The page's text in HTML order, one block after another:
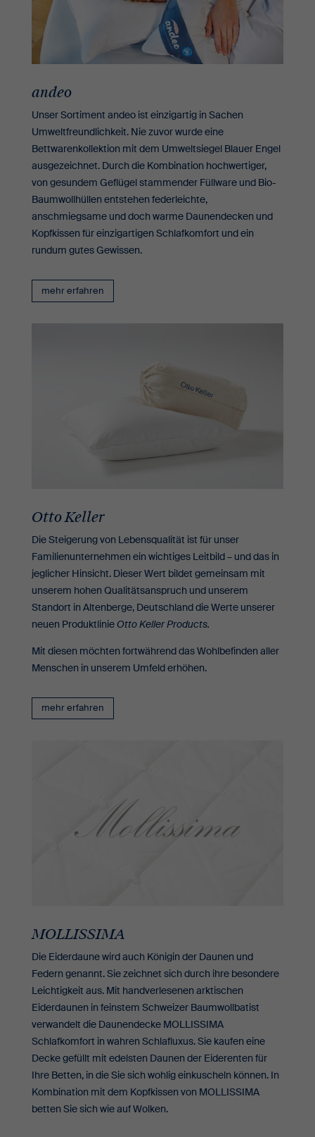
andeo
Unser Sortiment andeo ist einzigartig in Sachen
Umweltfreundlichkeit. Nie zuvor wurde eine
Bettwarenkollektion mit dem Umweltsiegel Blauer Engel
ausgezeichnet. Durch die Kombination hochwertiger,
von gesundem Geflügel stammender Füllware und Bio-
Baumwollhüllen entstehen federleichte,
anschmiegsame und doch warme Daunendecken und
Kopfkissen für einzigartigen Schlafkomfort und ein
rundum gutes Gewissen.
mehr erfahren
Otto Keller
Die Steigerung von Lebensqualität ist für unser
Familienunternehmen ein wichtiges Leitbild – und das in
jeglicher Hinsicht. Dieser Wert bildet gemeinsam mit
unserem hohen Qualitätsanspruch und unserem
Standort in Altenberge, Deutschland die Werte unserer
neuen ProduktlinieOtto Keller Products.
Mit diesen möchten fortwährend das Wohlbefinden aller
Menschen in unserem Umfeld erhöhen.
mehr erfahren
MOLLISSIMA
Die Eiderdaune wird auch Königin der Daunen und
Federn genannt. Sie zeichnet sich durch ihre besondere
Leichtigkeit aus. Mit handverlesenen arktischen
Eiderdaunen in feinstem Schweizer Baumwollbatist
verwandelt die Daunendecke MOLLISSIMA
Schlafkomfort in wahren Schlafluxus. Sie kaufen eine
Decke gefüllt mit edelsten Daunen der Eiderenten für
Ihre Betten, in die Sie sich wohlig einkuscheln können. In
Kombination mit dem Kopfkissen von MOLLISSIMA
betten Sie sich wie auf Wolken.